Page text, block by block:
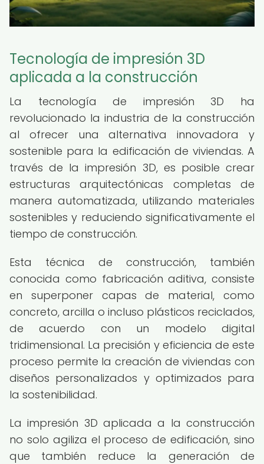
Tecnología de impresión 3D
aplicada a la construcción
La tecnología de impresión 3D ha
revolucionado la industria de la construcción
al ofrecer una alternativa innovadora y
sostenible para la edificación de viviendas. A
través de la impresión 3D, es posible crear
estructuras arquitectónicas completas de
manera automatizada, utilizando materiales
sostenibles y reduciendo significativamente el
tiempo de construcción.
Esta técnica de construcción, también
conocida como fabricación aditiva, consiste
en superponer capas de material, como
concreto, arcilla o incluso plásticos reciclados,
de acuerdo con un modelo digital
tridimensional. La precisión y eficiencia de este
proceso permite la creación de viviendas con
diseños personalizados y optimizados para
la sostenibilidad.
La impresión 3D aplicada a la construcción
no solo agiliza el proceso de edificación, sino
que también reduce la generación de